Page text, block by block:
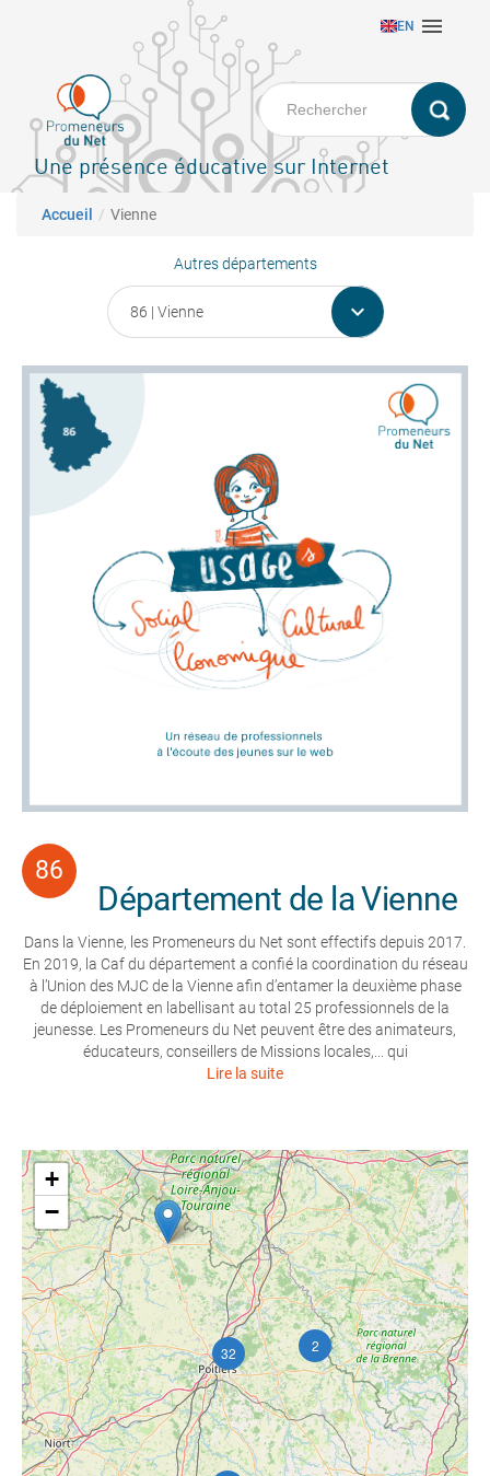
principal
EN 
Une présence éducative sur Internet
Fil d'Ariane
Accueil Vienne
Autres départements

Département de la Vienne
Dans la Vienne, les Promeneurs du Net sont effectifs depuis 2017.
En 2019, la Caf du département a confié la coordination du réseau
à l’Union des MJC de la Vienne afin d’entamer la deuxième phase
de déploiement en labellisant au total 25 professionnels de la
jeunesse. Les Promeneurs du Net peuvent être des animateurs,
éducateurs, conseillers de Missions locales,... qui
Lire la suite
2
32
+
−